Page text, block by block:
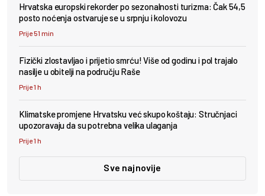
Hrvatska europski rekorder po sezonalnosti turizma: Čak 54,5
posto noćenja ostvaruje se u srpnju i kolovozu
Prije 51 min
Fizički zlostavljao i prijetio smrću! Više od godinu i pol trajalo
nasilje u obitelji na području Raše
Prije 1 h
Klimatske promjene Hrvatsku već skupo koštaju: Stručnjaci
upozoravaju da su potrebna velika ulaganja
Prije 1 h
Sve najnovije